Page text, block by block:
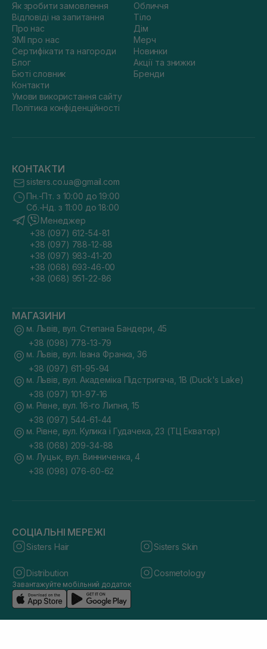
Як зробити замовлення
Відповіді на запитання
Про нас
ЗМІ про нас
Сертифікати та нагороди
Блог
Бюті словник
Контакти
Умови використання сайту
Політика конфіденційності
Обличчя
Тіло
Дім
Мерч
Новинки
Акції та знижки
Бренди
КОНТАКТИ
sisters.co.ua@gmail.com
Пн.-Пт. з 10:00 до 19:00
Сб.-Нд. з 11:00 до 18:00
Менеджер
+38 (097) 612-54-81
+38 (097) 788-12-88
+38 (097) 983-41-20
+38 (068) 693-46-00
+38 (068) 951-22-86
МАГАЗИНИ
м. Львів, вул. Степана Бандери, 45
+38 (098) 778-13-79
м. Львів, вул. Івана Франка, 36
+38 (097) 611-95-94
м. Львів, вул. Академіка Підстригача, 1В (Duck's Lake)
+38 (097) 101-97-16
м. Рівне, вул. 16-го Липня, 15
+38 (097) 544-61-44
м. Рівне, вул. Кулика і Гудачека, 23 (ТЦ Екватор)
+38 (068) 209-34-88
м. Луцьк, вул. Винниченка, 4
+38 (098) 076-60-62
СОЦІАЛЬНІ МЕРЕЖІ
Sisters Hair Sisters Skin
Distribution Cosmetology
Завантажуйте мобільний додаток